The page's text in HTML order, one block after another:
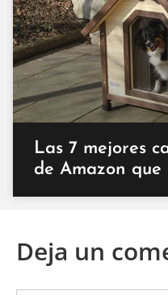
Las 7 mejores
de Amazon
Deja un